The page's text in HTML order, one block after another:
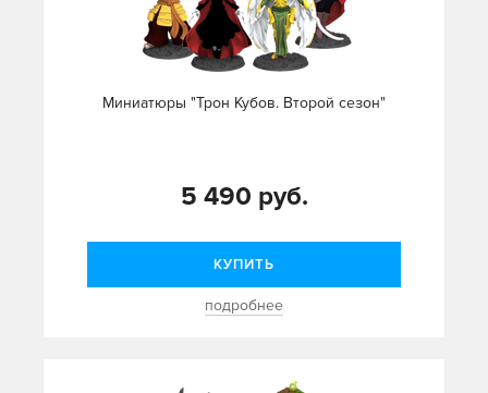
Миниатюры "Трон Кубов. Второй сезон"
5 490 руб.
КУПИТЬ
подробнее